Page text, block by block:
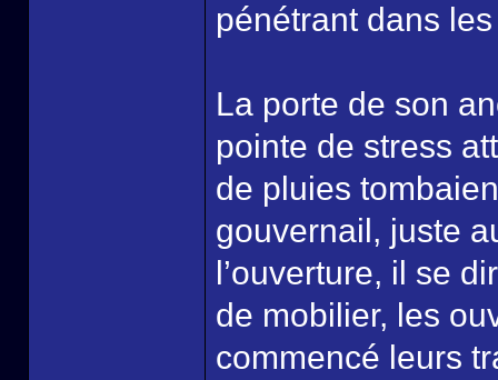
pénétrant dans
La porte de son
pointe de stress
de pluies
gouvernail, juste
l’ouverture, il se
de mobilier, les
commencé leurs